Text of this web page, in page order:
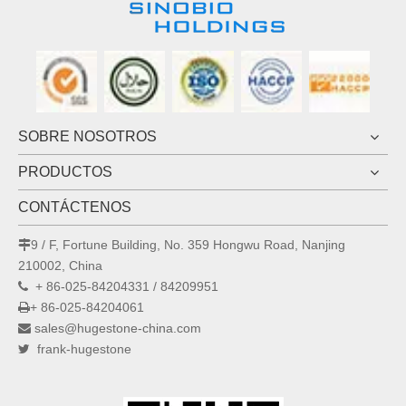
SOBRE NOSOTROS
PRODUCTOS
CONTÁCTENOS
9 / F, Fortune Building, No. 359 Hongwu Road, Nanjing
210002, China
 + 86-025-84204331 / 84209951
+ 86-025-84204061
 sales@hugestone-china.com
 frank-hugestone